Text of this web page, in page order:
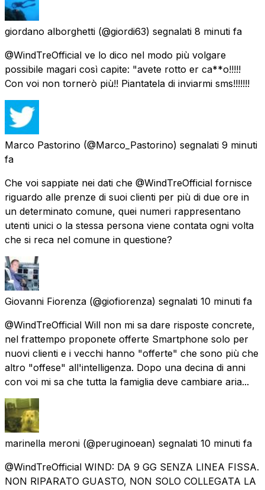
giordano alborghetti (@giordi63) segnalati 8 minuti fa
@WindTreOfficial ve lo dico nel modo più volgare
possibile magari così capite: "avete rotto er ca**o!!!!!
Con voi non tornerò più!! Piantatela di inviarmi sms!!!!!!!
Marco Pastorino (@Marco_Pastorino) segnalati 9 minuti
fa
Che voi sappiate nei dati che @WindTreOfficial fornisce
riguardo alle prenze di suoi clienti per più di due ore in
un determinato comune, quei numeri rappresentano
utenti unici o la stessa persona viene contata ogni volta
che si reca nel comune in questione?
Giovanni Fiorenza (@giofiorenza) segnalati 10 minuti fa
@WindTreOfficial Will non mi sa dare risposte concrete,
nel frattempo proponete offerte Smartphone solo per
nuovi clienti e i vecchi hanno "offerte" che sono più che
altro "offese" all'intelligenza. Dopo una decina di anni
con voi mi sa che tutta la famiglia deve cambiare aria...
marinella meroni (@peruginoean) segnalati 10 minuti fa
@WindTreOfficial WIND: DA 9 GG SENZA LINEA FISSA.
NON RIPARATO GUASTO, NON SOLO COLLEGATA LA